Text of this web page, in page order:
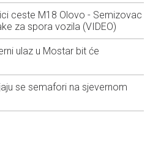
ceste M18 Olovo - Semizovac
za spora vozila (VIDEO)
ulaz u Mostar bit će
se semafori na sjevernom